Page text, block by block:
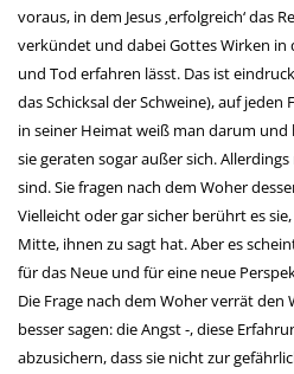
voraus, in dem Jesus ‚erfolgreich‘ das
verkündet und dabei Gottes Wirken in
und Tod erfahren lässt. Das ist
das Schicksal der Schweine), auf jeden
in seiner Heimat weiß man darum und
sie geraten sogar außer sich.
sind. Sie fragen nach dem Woher
Vielleicht oder gar sicher berührt es
Mitte, ihnen zu sagt hat. Aber es
für das Neue und für eine neue
Die Frage nach dem Woher verrät
besser sagen: die Angst -, diese
abzusichern, dass sie nicht zur